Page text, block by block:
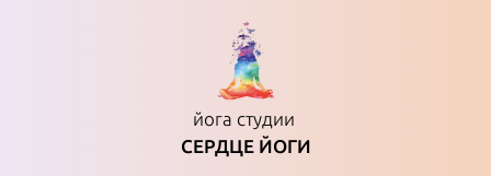
йога студии
СЕРДЦЕ ЙОГИ